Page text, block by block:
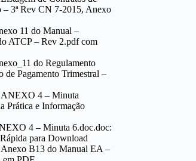
3ª Rev CN 7-2015, Anexo
11 do Manual –
ATCP – Rev 2.pdf com
do Regulamento
de Pagamento Trimestral –
ANEXO 4 – Minuta
Prática e Informação
4 – Minuta 6.doc.doc:
para Download
Anexo B13 do Manual EA –